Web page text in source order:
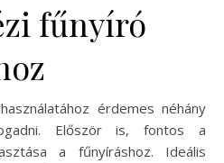
fűnyíró
érdemes néhány
Először is, fontos a
a fűnyíráshoz. Ideális